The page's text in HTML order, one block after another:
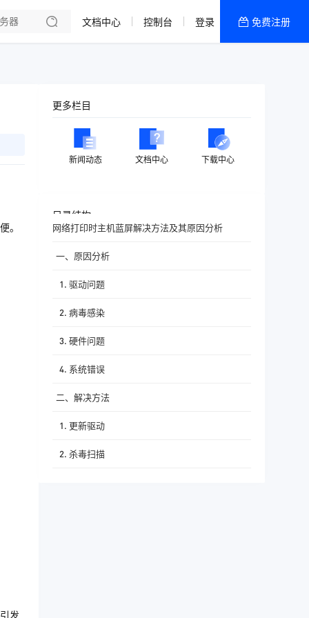
文档中心 控制台 登录 免费注册
。
发
更多栏目
新闻动态 文档中心 下载中心
目录结构
网络打印时主机蓝屏解决方法及其原因分析
一、原因分析
1. 驱动问题
2. 病毒感染
3. 硬件问题
4. 系统错误
二、解决方法
1. 更新驱动
2. 杀毒扫描